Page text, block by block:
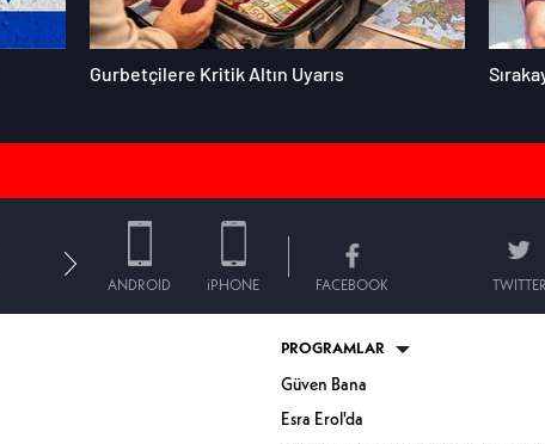
Gurbetçilere Kritik Altın Uyarıs
ANDROID iPHONE FACEBOOK TWITTER
PROGRAMLAR
Güven Bana
Esra Erol'da